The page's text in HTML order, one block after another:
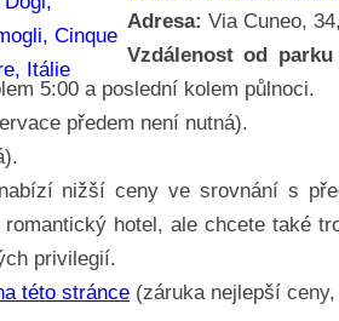
Adresa: Via Cuneo,
Vzdálenost od
5:00 a poslední kolem půlnoci.
předem není nutná).
nižší ceny ve srovnání s
romantický hotel, ale chcete také
privilegií.
této stránce (záruka nejlepší